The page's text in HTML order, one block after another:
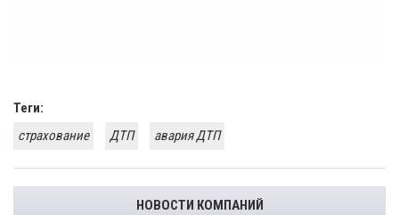
Теги:
страхование
ДТП авария ДТП
НОВОСТИ КОМПАНИЙ